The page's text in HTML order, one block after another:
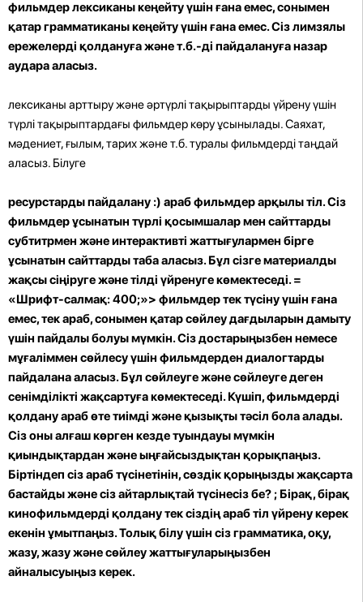
фильмдер лексиканы кеңейту үшін ғана емес, сонымен
қатар грамматиканы кеңейту үшін ғана емес. Сіз лимзялы
ережелерді қолдануға және т.б.-ді пайдалануға назар
аудара аласыз.
лексиканы арттыру және әртүрлі тақырыптарды үйрену үшін
түрлі тақырыптардағы фильмдер көру ұсынылады. Саяхат,
мәдениет, ғылым, тарих және т.б. туралы фильмдерді таңдай
аласыз. Білуге ​​
ресурстарды пайдалану :) араб фильмдер арқылы тіл. Сіз
фильмдер ұсынатын түрлі қосымшалар мен сайттарды
субтитрмен және интерактивті жаттығулармен бірге
ұсынатын сайттарды таба аласыз. Бұл сізге материалды
жақсы сіңіруге және тілді үйренуге көмектеседі. =
«Шрифт-салмақ: 400;»> фильмдер тек түсіну үшін ғана
емес, тек араб, сонымен қатар сөйлеу дағдыларын дамыту
үшін пайдалы болуы мүмкін. Сіз достарыңызбен немесе
мұғаліммен сөйлесу үшін фильмдерден диалогтарды
пайдалана аласыз. Бұл сөйлеуге және сөйлеуге деген
сенімділікті жақсартуға көмектеседі. Күшіп, фильмдерді
қолдану араб өте тиімді және қызықты тәсіл бола алады.
Сіз оны алғаш көрген кезде туындауы мүмкін
қиындықтардан және ыңғайсыздықтан қорықпаңыз.
Біртіндеп сіз араб түсінетінін, сөздік қорыңызды жақсарта
бастайды және сіз айтарлықтай түсінесіз бе? ; Бірақ, бірақ
кинофильмдерді қолдану тек сіздің араб тіл үйрену керек
екенін ұмытпаңыз. Толық білу үшін сіз грамматика, оқу,
жазу, жазу және сөйлеу жаттығуларыңызбен
айналысуыңыз керек.